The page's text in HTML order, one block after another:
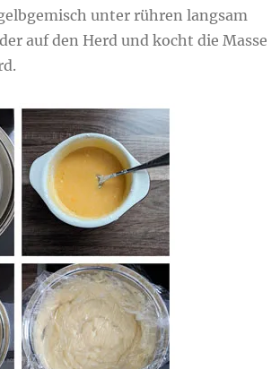
unter rühren langsam
auf den Herd und kocht die Masse